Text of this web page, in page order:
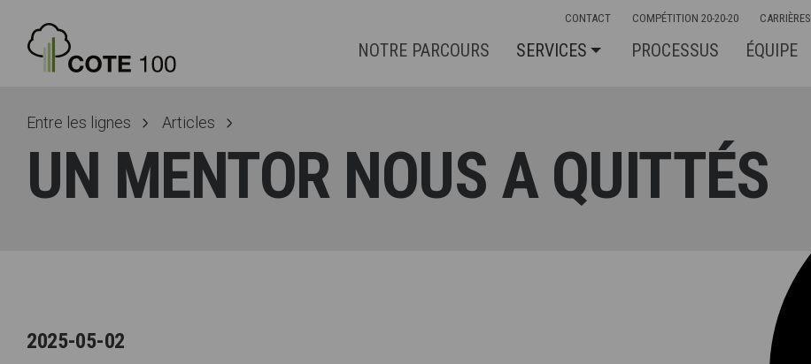
CONTACT COMPÉTITION 20-20-20 CARRIÈRES
NOTRE PARCOURS SERVICES PROCESSUS ÉQUIPE
Entre les lignes Articles
UN MENTOR NOUS A QUITTÉS
2025-05-02